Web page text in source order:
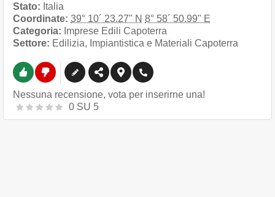
Stato: Italia
Coordinate: 39° 10´ 23.27" N 8° 58´ 50.99" E
Categoria: Imprese Edili Capoterra
Settore: Edilizia, Impiantistica e Materiali Capoterra
Nessuna recensione, vota per inserirne una!
0 SU 5